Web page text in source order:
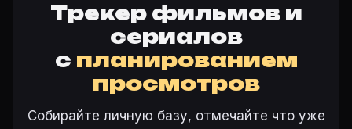
Трекер фильмов и
сериалов
с планированием
просмотров
Собирайте личную базу, отмечайте что уже